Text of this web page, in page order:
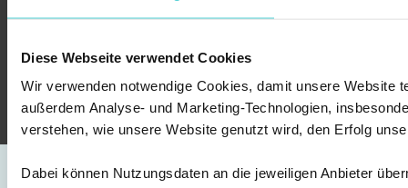
Diese Webseite verwendet Cookies
Wir verwenden notwendige Cookies, damit unsere Website
außerdem Analyse- und Marketing-Technologien,
verstehen, wie unsere Website genutzt wird, den Erfolg
Dabei können Nutzungsdaten an die jeweiligen Anbieter
Kündigung
AGB
Impressum
© 2023 Franziska Liesner